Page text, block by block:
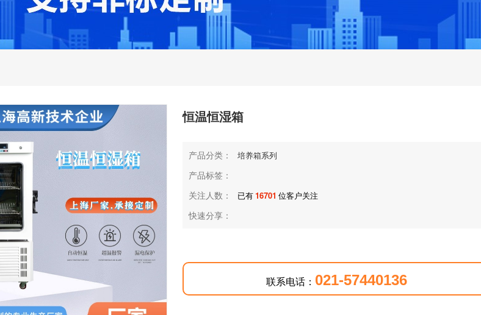
恒温恒湿箱
产品分类： 培养箱系列
产品标签：
关注人数：
已有16701 位客户关注
快速分享：
联系电话： 021-57440136